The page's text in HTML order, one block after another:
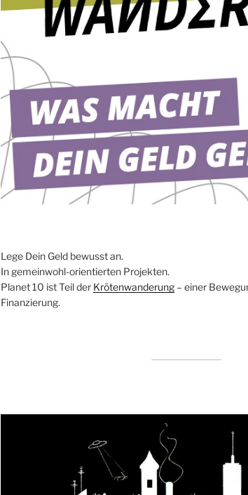
Lege Dein Geld bewusst an.
In gemeinwohl-orientierten Projekten.
Planet 10 ist Teil der Krötenwanderung– einer
Finanzierung.